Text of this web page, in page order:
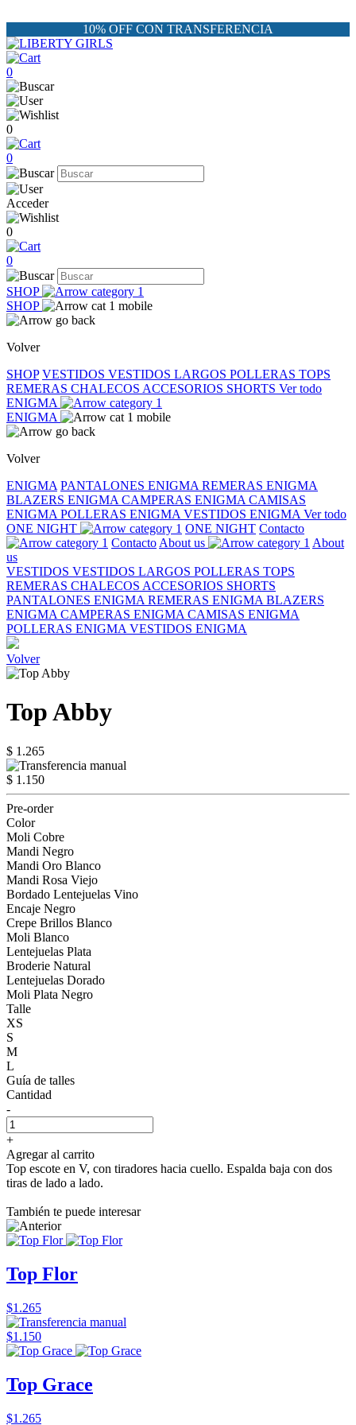
10% OFF CON TRANSFERENCIA
0
0
0
Acceder
0
0
SHOP
SHOP
Volver
SHOP VESTIDOS VESTIDOS LARGOS POLLERAS TOPS
REMERAS CHALECOS ACCESORIOS SHORTS Ver todo
ENIGMA
ENIGMA
Volver
ENIGMA PANTALONES ENIGMA REMERAS ENIGMA
BLAZERS ENIGMA CAMPERAS ENIGMA CAMISAS
ENIGMA POLLERAS ENIGMA VESTIDOS ENIGMA Ver todo
ONE NIGHT
ONE NIGHT Contacto
Contacto About us
About
us
VESTIDOS VESTIDOS LARGOS POLLERAS TOPS
REMERAS CHALECOS ACCESORIOS SHORTS
PANTALONES ENIGMA REMERAS ENIGMA BLAZERS
ENIGMA CAMPERAS ENIGMA CAMISAS ENIGMA
POLLERAS ENIGMA VESTIDOS ENIGMA
Volver
Top Abby
$ 1.265
$ 1.150
Pre-order
Color
Moli Cobre
Mandi Negro
Mandi Oro Blanco
Mandi Rosa Viejo
Bordado Lentejuelas Vino
Encaje Negro
Crepe Brillos Blanco
Moli Blanco
Lentejuelas Plata
Broderie Natural
Lentejuelas Dorado
Moli Plata Negro
Talle
XS
S
M
L
Guía de talles
Cantidad
-
+
Agregar al carrito
Top escote en V, con tiradores hacia cuello. Espalda baja con dos
tiras de lado a lado.
También te puede interesar
Top Flor
$1.265
$1.150
Top Grace
$1.265